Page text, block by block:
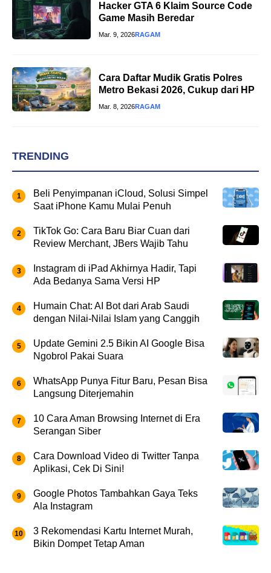
Hacker GTA 6 Klaim Source Code
Game Masih Beredar
Mar. 9, 2026RAGAM
Cara Daftar Mudik Gratis Polres
Metro Bekasi 2026, Cukup dari HP
Mar. 8, 2026RAGAM
TRENDING
Beli Penyimpanan iCloud, Solusi Simpel
Saat iPhone Kamu Mulai Penuh
TikTok Go: Cara Baru Biar Cuan dari
Review Merchant, JBers Wajib Tahu
Instagram di iPad Akhirnya Hadir, Tapi
Ada Bedanya Sama Versi HP
Humain Chat: AI Bot dari Arab Saudi
dengan Nilai-Nilai Islam yang Canggih
Update Gemini 2.5 Bikin AI Google Bisa
Ngobrol Pakai Suara
WhatsApp Punya Fitur Baru, Pesan Bisa
Langsung Diterjemahin
10 Cara Aman Browsing Internet di Era
Serangan Siber
Cara Download Video di Twitter Tanpa
Aplikasi, Cek Di Sini!
Google Photos Tambahkan Gaya Teks
Ala Instagram
3 Rekomendasi Kartu Internet Murah,
Bikin Dompet Tetap Aman